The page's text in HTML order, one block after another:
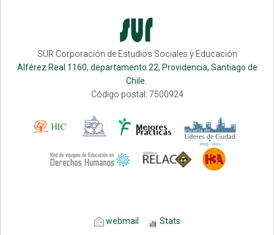
SUR Corporación de Estudios Sociales y Educación
Alférez Real 1160, departamento 22, Providencia, Santiago de
Chile.
Código postal: 7500924
webmail Stats